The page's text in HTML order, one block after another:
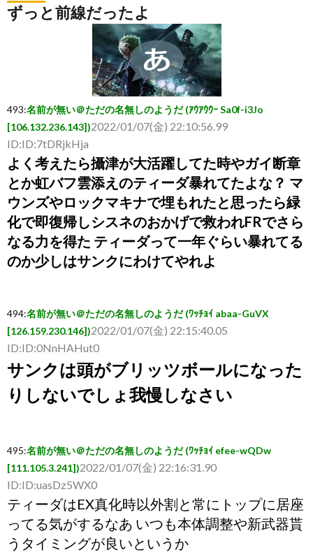
ずっと前線だったよ
493:名前が無い＠ただの名無しのようだ (ｱｳｱｳｳｰ Sa0f-i3Jo
[106.132.236.143])2022/01/07(金) 22:10:56.99
ID:ID:7tDRjkHja
よく考えたら攝津が大活躍してた時やガイ断章
とか虹バフ雲添えのティーダ暴れてたよな？ マ
ウンズやロックマキナで埋もれたと思ったら緑
化で即復帰しシスネのおかげで救われFRでさら
なる力を得た ティーダって一年ぐらい暴れてる
のか少しはサンクにわけてやれよ
494:名前が無い＠ただの名無しのようだ (ﾜｯﾁｮｲ abaa-GuVX
[126.159.230.146])2022/01/07(金) 22:15:40.05
ID:ID:0NnHAHut0
サンクは頭がブリッツボールになった
りしないでしょ我慢しなさい
495:名前が無い＠ただの名無しのようだ (ﾜｯﾁｮｲ efee-wQDw
[111.105.3.241])2022/01/07(金) 22:16:31.90
ID:ID:uasDz5WX0
ティーダはEX真化時以外割と常にトップに居座
ってる気がするなあ いつも本体調整や新武器貰
うタイミングが良いというか